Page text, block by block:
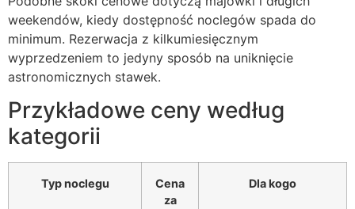
weekendów, kiedy dostępność noclegów spada do
minimum. Rezerwacja z kilkumiesięcznym
wyprzedzeniem to jedyny sposób na uniknięcie
astronomicznych stawek.
Przykładowe ceny według
kategorii
Typ noclegu
Cena
za
Dla kogo